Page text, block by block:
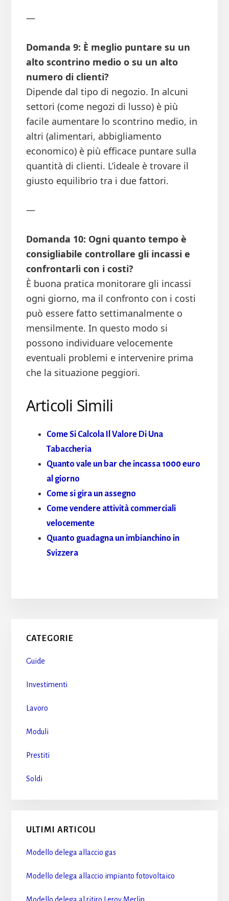
—
Domanda 9: È meglio puntare su un
alto scontrino medio o su un alto
numero di clienti?
Dipende dal tipo di negozio. In alcuni
settori (come negozi di lusso) è più
facile aumentare lo scontrino medio, in
altri (alimentari, abbigliamento
economico) è più efficace puntare sulla
quantità di clienti. L’ideale è trovare il
giusto equilibrio tra i due fattori.
—
Domanda 10: Ogni quanto tempo è
consigliabile controllare gli incassi e
confrontarli con i costi?
È buona pratica monitorare gli incassi
ogni giorno, ma il confronto con i costi
può essere fatto settimanalmente o
mensilmente. In questo modo si
possono individuare velocemente
eventuali problemi e intervenire prima
che la situazione peggiori.
Articoli Simili
Come Si Calcola Il Valore Di Una
Tabaccheria
Quanto vale un bar che incassa 1000 euro
al giorno
Come si gira un assegno
Come vendere attività commerciali
velocemente
Quanto guadagna un imbianchino in
Svizzera
Primary
Sidebar
CATEGORIE
Guide
Investimenti
Lavoro
Moduli
Prestiti
Soldi
ULTIMI ARTICOLI
Modello delega allaccio gas​
Modello delega allaccio impianto fotovoltaico​
Modello delega al ritiro Leroy Merlin​